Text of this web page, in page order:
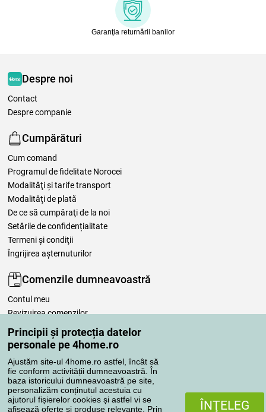
Principii și protecția datelor
personale pe 4home.ro
Ajustăm site-ul 4home.ro astfel, încât să
fie conform activității dumneavoastră. În
baza istoricului dumneavoastră pe site,
personalizăm conținutul acestuia cu
ajutorul fișierelor cookies și astfel vi se
afisează oferte si produse relevante. Prin
ÎNŢELEG
Garanţia returnării banilor
Despre noi
Contact
Despre companie
Cumpărături
Cum comand
Programul de fidelitate Norocei
Modalităţi şi tarife transport
Modalităţi de plată
De ce să cumpăraţi de la noi
Setările de confidențialitate
Termeni şi condiţii
Îngrijirea așternuturilor
Comenzile dumneavoastră
Contul meu
Revizuirea comenzilor
Reclamaţii
Retragere de la contract
Regulile de procesare a recenziilor
Metode de transport